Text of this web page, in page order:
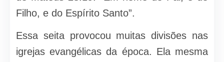
Filho, e do Espírito Santo”.
Essa seita provocou muitas divisões nas
igrejas evangélicas da época. Ela mesma